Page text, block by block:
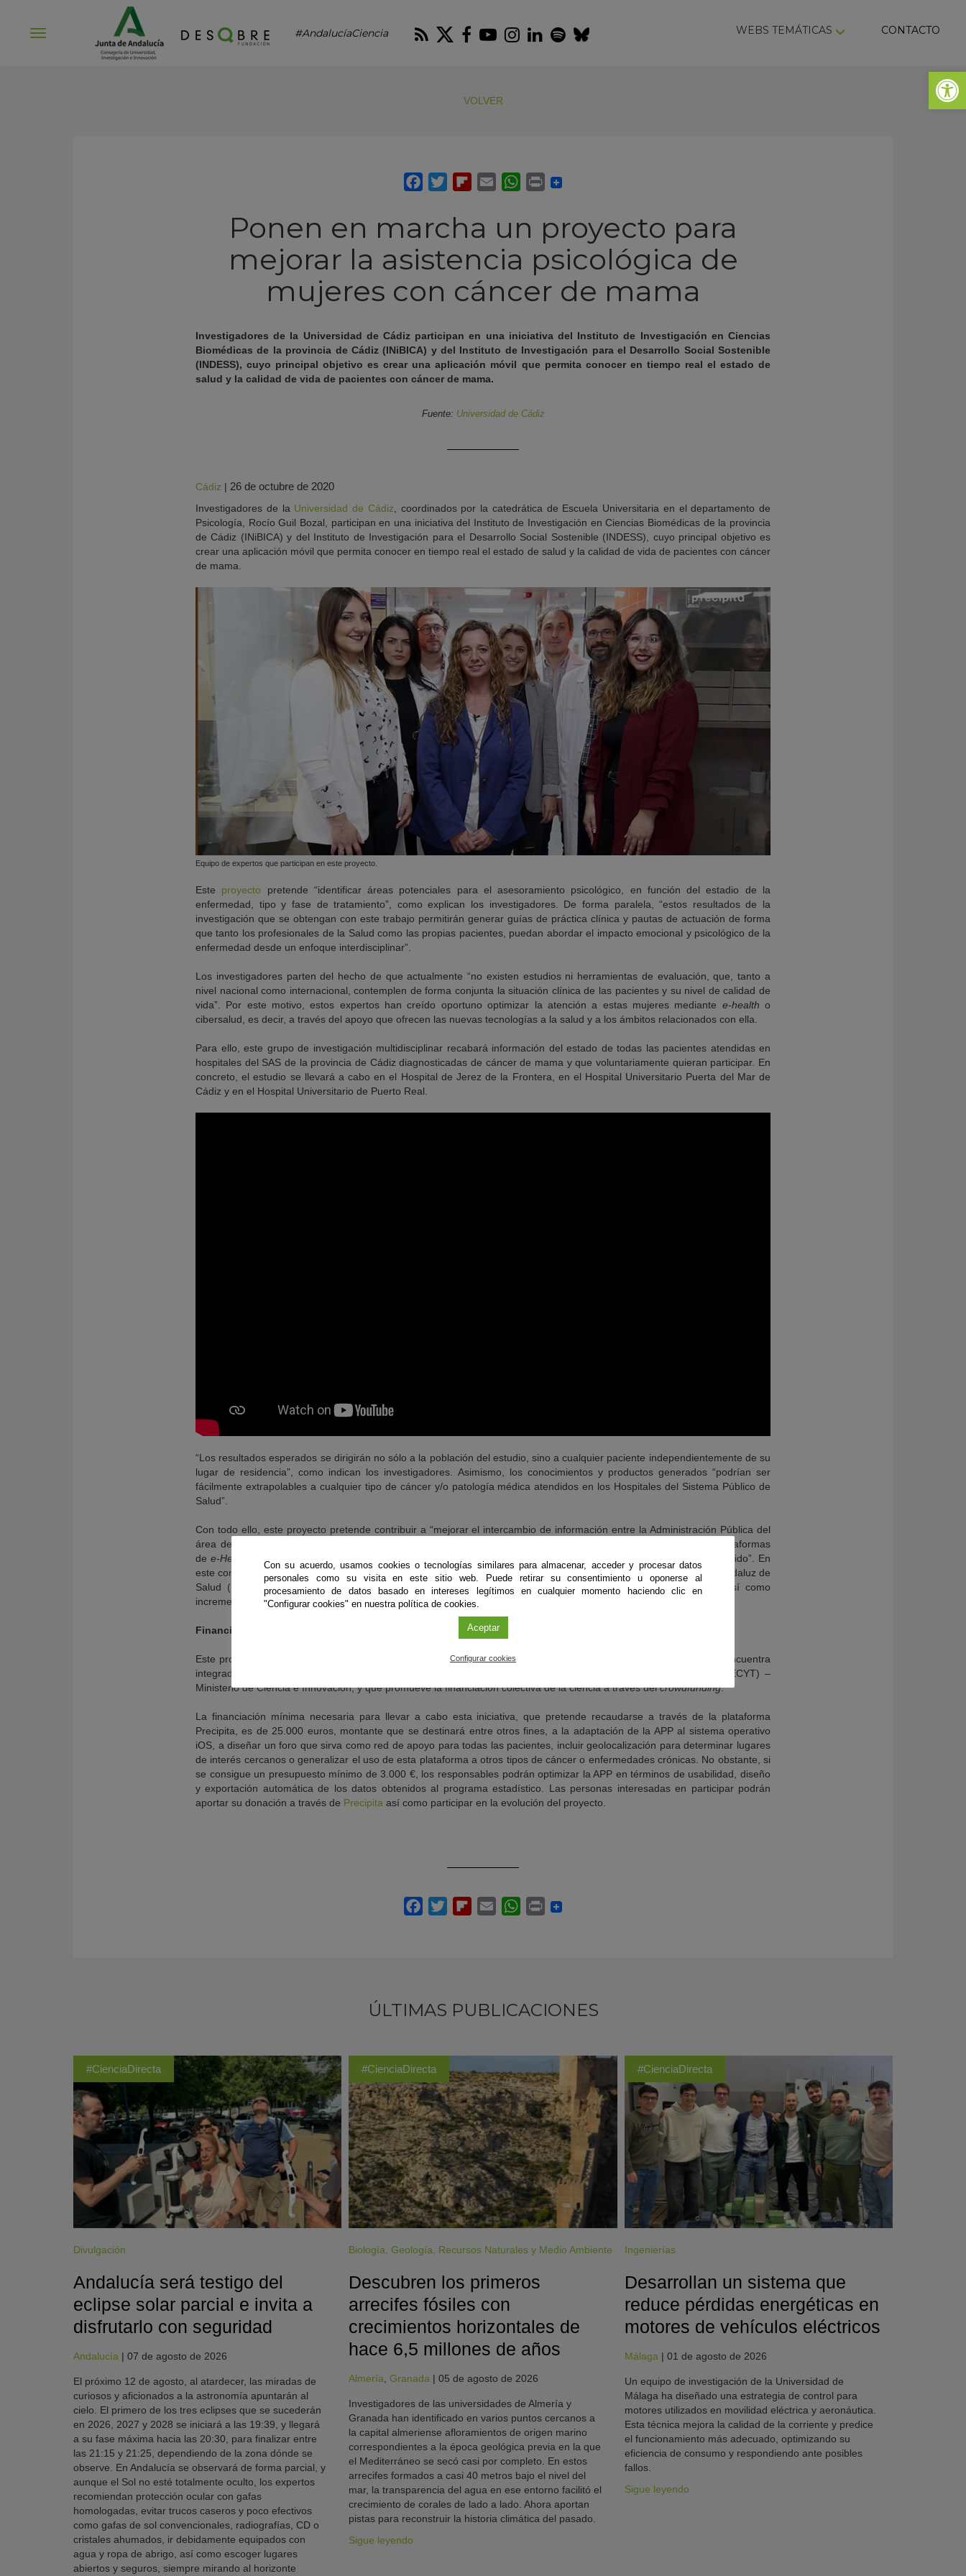
Abrir
#AndalucíaCiencia RSS Twitter
Facebook
Youtube
Instagram
LinkedIn
Spotify
Bluesky WEBS TEMÁTICAS CONTACTO
VOLVER
Ponen en marcha un proyecto para
mejorar la asistencia psicológica de
mujeres con cáncer de mama
Investigadores de la Universidad de Cádiz participan en una iniciativa del Instituto de Investigación en Ciencias
Biomédicas de la provincia de Cádiz (INiBICA) y del Instituto de Investigación para el Desarrollo Social Sostenible
(INDESS), cuyo principal objetivo es crear una aplicación móvil que permita conocer en tiempo real el estado de
salud y la calidad de vida de pacientes con cáncer de mama.
Fuente: Universidad de Cádiz
Cádiz | 26 de octubre de 2020
Investigadores de la Universidad de Cádiz , coordinados por la catedrática de Escuela Universitaria en el departamento de
Psicología, Rocío Guil Bozal, participan en una iniciativa del Instituto de Investigación en Ciencias Biomédicas de la provincia
de Cádiz (INiBICA) y del Instituto de Investigación para el Desarrollo Social Sostenible (INDESS), cuyo principal objetivo es
crear una aplicación móvil que permita conocer en tiempo real el estado de salud y la calidad de vida de pacientes con cáncer
de mama.
Equipo de expertos que participan en este proyecto.
Este proyecto pretende “identificar áreas potenciales para el asesoramiento psicológico, en función del estadio de la
enfermedad, tipo y fase de tratamiento”, como explican los investigadores. De forma paralela, “estos resultados de la
investigación que se obtengan con este trabajo permitirán generar guías de práctica clínica y pautas de actuación de forma
que tanto los profesionales de la Salud como las propias pacientes, puedan abordar el impacto emocional y psicológico de la
enfermedad desde un enfoque interdisciplinar”.
Los investigadores parten del hecho de que actualmente “no existen estudios ni herramientas de evaluación, que, tanto a
nivel nacional como internacional, contemplen de forma conjunta la situación clínica de las pacientes y su nivel de calidad de
vida”. Por este motivo, estos expertos han creído oportuno optimizar la atención a estas mujeres mediante e-health o
cibersalud, es decir, a través del apoyo que ofrecen las nuevas tecnologías a la salud y a los ámbitos relacionados con ella.
Para ello, este grupo de investigación multidisciplinar recabará información del estado de todas las pacientes atendidas en
hospitales del SAS de la provincia de Cádiz diagnosticadas de cáncer de mama y que voluntariamente quieran participar. En
concreto, el estudio se llevará a cabo en el Hospital de Jerez de la Frontera, en el Hospital Universitario Puerta del Mar de
Cádiz y en el Hospital Universitario de Puerto Real.
“Los resultados esperados se dirigirán no sólo a la población del estudio, sino a cualquier paciente independientemente de su
lugar de residencia”, como indican los investigadores. Asimismo, los conocimientos y productos generados “podrían ser
fácilmente extrapolables a cualquier tipo de cáncer y/o patología médica atendidos en los Hospitales del Sistema Público de
Salud”.
Con todo ello, este proyecto pretende contribuir a “mejorar el intercambio de información entre la Administración Pública del
área de Oncología, la Psicología y, en general, entre los profesionales de la salud a través de la creación de plataformas
de e-Health
, permitiendo la explotación de datos y la creación de un espacio de conocimiento más integral y compartido”. En
este contexto, esta investigación busca abrir el camino a la creación de servicios de Psico-oncología en el Servicio Andaluz de
Salud (SAS) que presten atención psicológica a las pacientes durante todo el proceso de su enfermedad, así como
incrementar la calidad de los servicios prestados.
Financiación colectiva de la Ciencia
Este proyecto, denominado E-Health para la Promoción de la Salud y Calidad de Vida en Oncología Mamaria
, se encuentra
integrado en la
, impulsada por la Fundación Española para la Ciencia y la Tecnología (FECYT) –
Ministerio de Ciencia e Innovación, y que promueve la financiación colectiva de la ciencia a través delcrowdfunding.
La financiación mínima necesaria para llevar a cabo esta iniciativa, que pretende recaudarse a través de la plataforma
Precipita, es de 25.000 euros, montante que se destinará entre otros fines, a la adaptación de la APP al sistema operativo
iOS, a diseñar un foro que sirva como red de apoyo para todas las pacientes, incluir geolocalización para determinar lugares
de interés cercanos o generalizar el uso de esta plataforma a otros tipos de cáncer o enfermedades crónicas. No obstante, si
se consigue un presupuesto mínimo de 3.000 €, los responsables podrán optimizar la APP en términos de usabilidad, diseño
y exportación automática de los datos obtenidos al programa estadístico. Las personas interesadas en participar podrán
aportar su donación a través de Precipita así como participar en la evolución del proyecto.
ÚLTIMAS PUBLICACIONES
#CienciaDirecta
Divulgación
Andalucía será testigo del
eclipse solar parcial e invita a
disfrutarlo con seguridad
Andalucía | 07 de agosto de 2026
El próximo 12 de agosto, al atardecer, las miradas de
curiosos y aficionados a la astronomía apuntarán al
cielo. El primero de los tres eclipses que se sucederán
en 2026, 2027 y 2028 se iniciará a las 19:39, y llegará
a su fase máxima hacia las 20:30, para finalizar entre
las 21:15 y 21:25, dependiendo de la zona dónde se
observe. En Andalucía se observará de forma parcial, y
aunque el Sol no esté totalmente oculto, los expertos
recomiendan protección ocular con gafas
homologadas, evitar trucos caseros y poco efectivos
como gafas de sol convencionales, radiografías, CD o
cristales ahumados, ir debidamente equipados con
agua y ropa de abrigo, así como escoger lugares
abiertos y seguros, siempre mirando al horizonte
#CienciaDirecta
Biología ,Geología Recursos Naturales y Medio Ambiente
Descubren los primeros
arrecifes fósiles con
crecimientos horizontales de
hace 6,5 millones de años
Almería ,Granada |05 de agosto de 2026
Investigadores de las universidades de Almería y
Granada han identificado en varios puntos cercanos a
la capital almeriense afloramientos de origen marino
correspondientes a la época geológica previa en la que
el Mediterráneo se secó casi por completo. En estos
arrecifes formados a casi 40 metros bajo el nivel del
mar, la transparencia del agua en ese entorno facilitó el
crecimiento de corales de lado a lado. Ahora aportan
pistas para reconstruir la historia climática del pasado.
Sigue leyendo
#CienciaDirecta
Ingenierías
Desarrollan un sistema que
reduce pérdidas energéticas en
motores de vehículos eléctricos
Málaga | 01 de agosto de 2026
Un equipo de investigación de la Universidad de
Málaga ha diseñado una estrategia de control para
motores utilizados en movilidad eléctrica y aeronáutica.
Esta técnica mejora la calidad de la corriente y predice
el funcionamiento más adecuado, optimizando su
eficiencia de consumo y respondiendo ante posibles
fallos.
Sigue leyendo
Con su acuerdo, usamos cookies o tecnologías similares para almacenar, acceder y procesar datos
personales como su visita en este sitio web. Puede retirar su consentimiento u oponerse al
procesamiento de datos basado en intereses legítimos en cualquier momento haciendo clic en
"Configurar cookies" en nuestra política de cookies.
Aceptar
Configurar cookies